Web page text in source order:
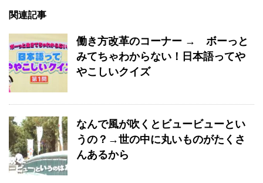
関連記事
働き方改革のコーナー → ボーっと
みてちゃわからない！日本語ってや
やこしいクイズ
なんで風が吹くとビュービューとい
うの？→世の中に丸いものがたくさ
んあるから